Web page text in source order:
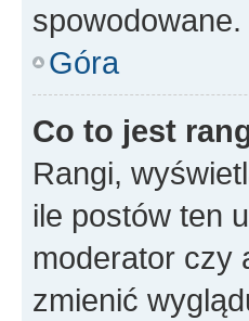
spowodowane.
Góra
Co to jest
Rangi,
ile postów ten
moderator czy
zmienić